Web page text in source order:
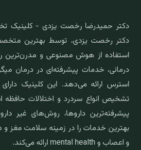
دکتر حمیدرضا رخصت یزدی - کلینیک
دکتر رخصت یزدی، توسط بهترین
استفاده از هوش مصنوعی و
درمانی، خدمات پیشرفته‌ای در درمان
استرس ارائه می‌دهد. این کلینیک
تشخیص انواع سردرد و اختلالات حافظه
بهترین خدمات را در زمینه سلامت مغز و
و اعصاب و mental health ارائه می‌کند.